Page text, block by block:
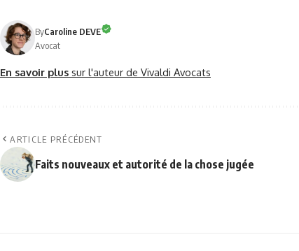
ByCaroline DEVE
Avocat
En savoir plus sur l'auteur de Vivaldi Avocats
ARTICLE PRÉCÉDENT
Faits nouveaux et autorité de la chose jugée